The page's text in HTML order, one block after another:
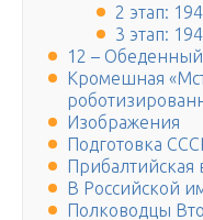
2 этап:
3 этап:
12 –
Кромешная
Изображения
Подготовка
Прибалтийская
В Российской
Полководцы